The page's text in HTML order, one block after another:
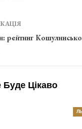
рейтинг
Цікаво